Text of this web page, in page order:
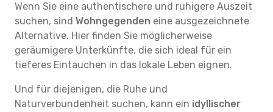
Wenn Sie eine authentischere und ruhigere Auszeit
suchen, sind Wohngegenden eine ausgezeichnete
Alternative. Hier finden Sie möglicherweise
geräumigere Unterkünfte, die sich ideal für ein
tieferes Eintauchen in das lokale Leben eignen.
Und für diejenigen, die Ruhe und
Naturverbundenheit suchen, kann ein idyllischer